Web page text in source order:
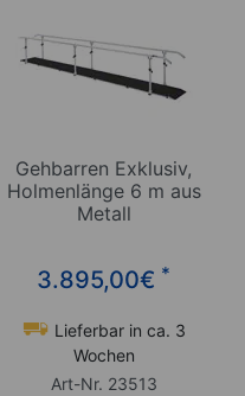
Gehbarren Exklusiv,
Holmenlänge 6 m aus
Metall
3.895,00€ *
Lieferbar in ca. 3
Wochen
Art-Nr. 23513